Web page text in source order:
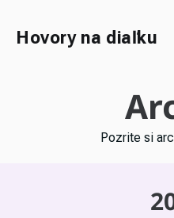
Hovory na diaľku
Pozrite si